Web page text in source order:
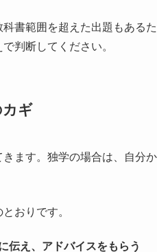
書範囲を超えた出題もある
判断してください。
カギ
ます。独学の場合は、自分
おりです。
伝え、アドバイスをもらう